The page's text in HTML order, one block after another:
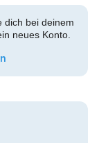
dich bei deinem
neues Konto.